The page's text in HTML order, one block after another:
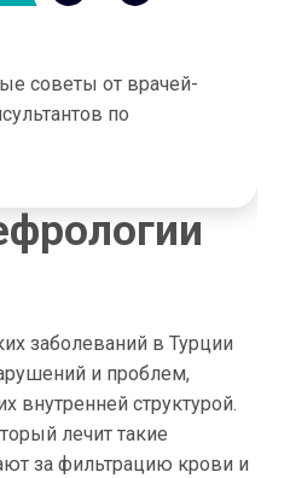
советы от врачей-
по
заболеваний в Турции
и проблем,
внутренней структурой.
лечит такие
за фильтрацию крови и